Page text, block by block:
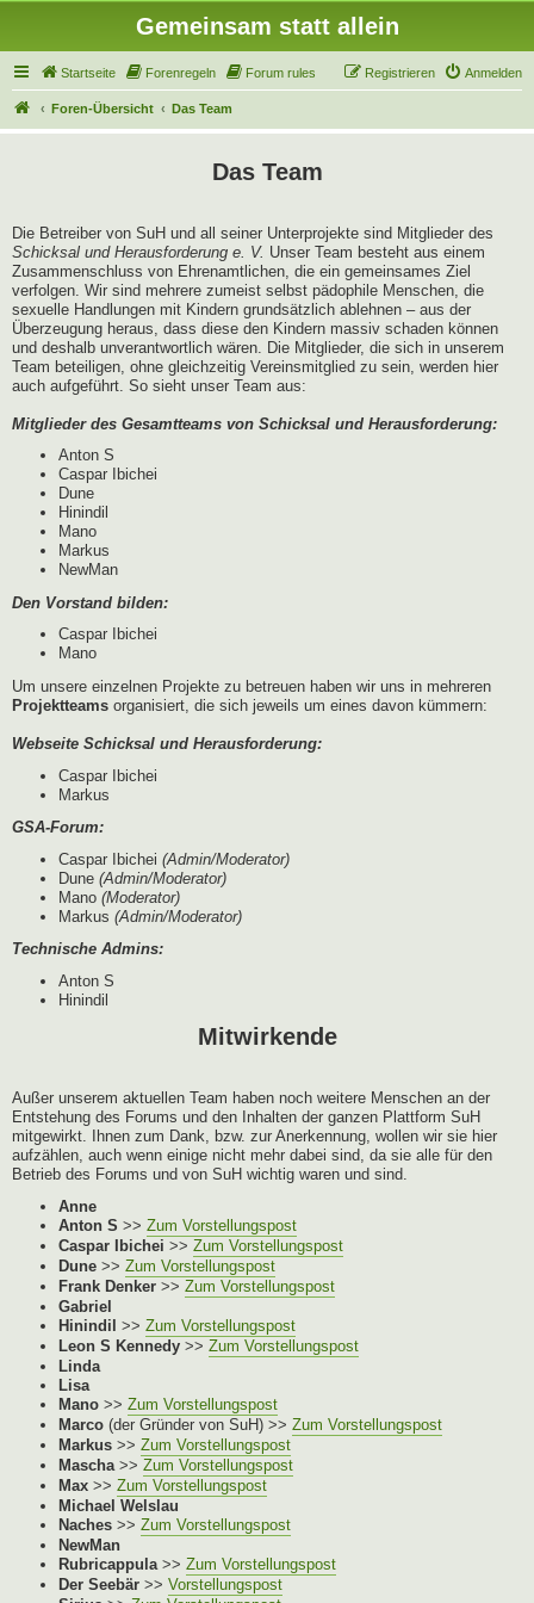
Gemeinsam statt allein
Startseite Forenregeln Forum rules Anmelden
Registrieren
Foren-Übersicht Das Team
Das Team
Die Betreiber von SuH und all seiner Unterprojekte sind Mitglieder des
Schicksal und Herausforderung e. V. Unser Team besteht aus einem
Zusammenschluss von Ehrenamtlichen, die ein gemeinsames Ziel
verfolgen. Wir sind mehrere zumeist selbst pädophile Menschen, die
sexuelle Handlungen mit Kindern grundsätzlich ablehnen – aus der
Überzeugung heraus, dass diese den Kindern massiv schaden können
und deshalb unverantwortlich wären. Die Mitglieder, die sich in unserem
Team beteiligen, ohne gleichzeitig Vereinsmitglied zu sein, werden hier
auch aufgeführt. So sieht unser Team aus:
Mitglieder des Gesamtteams von Schicksal und Herausforderung:
Anton S
Caspar Ibichei
Dune
Hinindil
Mano
Markus
NewMan
Den Vorstand bilden:
Caspar Ibichei
Mano
Um unsere einzelnen Projekte zu betreuen haben wir uns in mehreren
Projektteams organisiert, die sich jeweils um eines davon kümmern:
Webseite Schicksal und Herausforderung:
Caspar Ibichei
Markus
GSA-Forum:
Caspar Ibichei (Admin/Moderator)
Dune (Admin/Moderator)
Mano (Moderator)
Markus (Admin/Moderator)
Technische Admins:
Anton S
Hinindil
Mitwirkende
Außer unserem aktuellen Team haben noch weitere Menschen an der
Entstehung des Forums und den Inhalten der ganzen Plattform SuH
mitgewirkt. Ihnen zum Dank, bzw. zur Anerkennung, wollen wir sie hier
aufzählen, auch wenn einige nicht mehr dabei sind, da sie alle für den
Betrieb des Forums und von SuH wichtig waren und sind.
Anne
Anton S >> Zum Vorstellungspost
Caspar Ibichei >> Zum Vorstellungspost
Dune >> Zum Vorstellungspost
Frank Denker >> Zum Vorstellungspost
Gabriel
Hinindil >> Zum Vorstellungspost
Leon S Kennedy >> Zum Vorstellungspost
Linda
Lisa
Mano >> Zum Vorstellungspost
Marco (der Gründer von SuH) >> Zum Vorstellungspost
Markus >> Zum Vorstellungspost
Mascha >> Zum Vorstellungspost
Max >> Zum Vorstellungspost
Michael Welslau
Naches >> Zum Vorstellungspost
NewMan
Rubricappula >> Zum Vorstellungspost
Der Seebär >> Vorstellungspost